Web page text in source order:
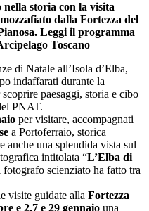
storia con la visita
dalla Fortezza del
Leggi il programma
Toscano
di Natale all’Isola d’Elba,
indaffarati durante la
paesaggi, storia e cibo
PNAT.
per visitare, accompagnati
a Portoferraio, storica
anche una splendida vista sul
intitolata “L’Elba di
scienziato ha fatto tra
visite guidate alla Fortezza
e 2,7 e 29 gennaio una